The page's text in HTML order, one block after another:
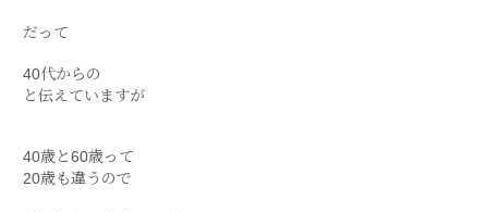
だって
40代からの
と伝えていますが
40歳と60歳って
20歳も違うので